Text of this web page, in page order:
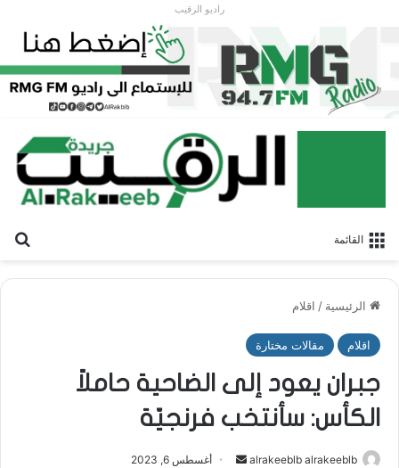
راديو الرقيب
القائمة
الرئيسية / اقلام
اقلام مقالات مختارة
جبران يعود إلى الضاحية حاملاً
الكأس: سأنتخب فرنجيّة
alrakeeblb alrakeeblb أغسطس 6, 2023